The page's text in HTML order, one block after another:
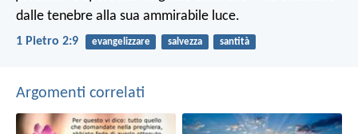
dalle tenebre alla sua ammirabile luce.
1 Pietro 2:9 evangelizzare salvezza santità
Argomenti correlati